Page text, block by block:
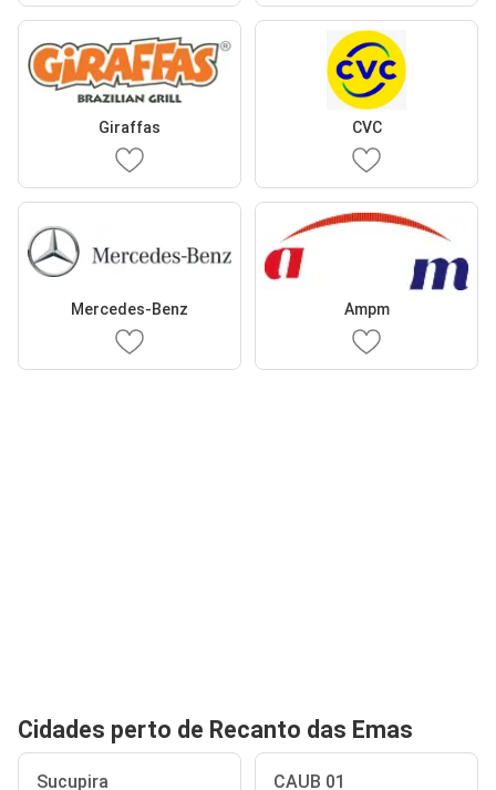
Giraffas CVC
Mercedes-Benz Ampm
Cidades perto de Recanto das Emas
Sucupira CAUB 01